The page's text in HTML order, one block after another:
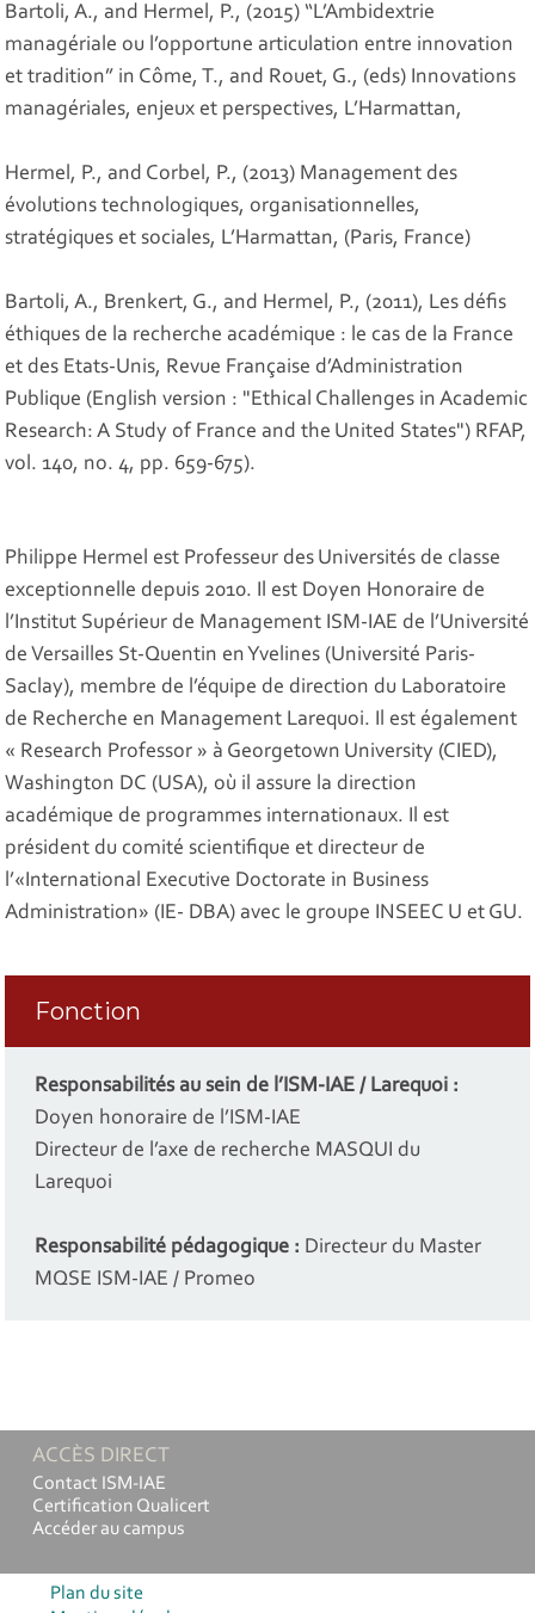
Bartoli, A., and Hermel, P., (2015) “L’Ambidextrie
managériale ou l’opportune articulation entre innovation
et tradition” in Côme, T., and Rouet, G., (eds) Innovations
managériales, enjeux et perspectives, L’Harmattan,
Hermel, P., and Corbel, P., (2013) Management des
évolutions technologiques, organisationnelles,
stratégiques et sociales, L’Harmattan, (Paris, France)
Bartoli, A., Brenkert, G., and Hermel, P., (2011), Les défis
éthiques de la recherche académique : le cas de la France
et des Etats-Unis, Revue Française d’Administration
Publique (English version : "Ethical Challenges in Academic
Research: A Study of France and the United States") RFAP,
vol. 140, no. 4, pp. 659-675).
Philippe Hermel est Professeur des Universités de classe
exceptionnelle depuis 2010. Il est Doyen Honoraire de
l’Institut Supérieur de Management ISM-IAE de l’Université
de Versailles St-Quentin en Yvelines (Université Paris-
Saclay), membre de l’équipe de direction du Laboratoire
de Recherche en Management Larequoi. Il est également
« Research Professor » à Georgetown University (CIED),
Washington DC (USA), où il assure la direction
académique de programmes internationaux. Il est
président du comité scientifique et directeur de
l’«International Executive Doctorate in Business
Administration» (IE- DBA) avec le groupe INSEEC U et GU.
Fonction
Responsabilités au sein de l’ISM-IAE / Larequoi :
Doyen honoraire de l’ISM-IAE
Directeur de l’axe de recherche MASQUI du
Larequoi
Responsabilité pédagogique : Directeur du Master
MQSE ISM-IAE / Promeo
ACCÈS DIRECT
Contact ISM-IAE
Certification Qualicert
Accéder au campus
Plan du site